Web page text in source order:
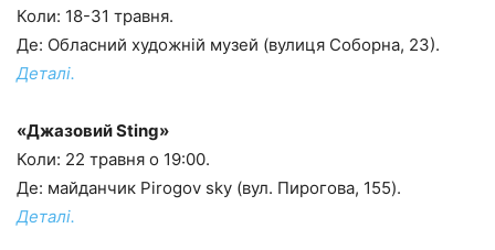
Коли: 18-31 травня.
Де: Обласний художній музей (вулиця Соборна, 23).
Деталі.
«Джазовий Sting»
Коли: 22 травня о 19:00.
Де: майданчик Pirogov sky (вул. Пирогова, 155).
Деталі.